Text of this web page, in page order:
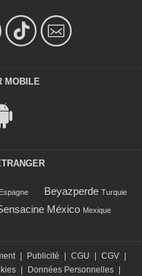
MOBILE
Espagne Beyazperde Turquie
México Mexique
| Publicité | CGU | CGV |
| Données Personnelles |